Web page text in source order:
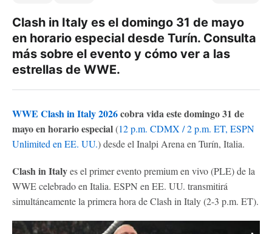
Clash in Italy es el domingo 31 de mayo
en horario especial desde Turín. Consulta
más sobre el evento y cómo ver a las
estrellas de WWE.
WWE Clash in Italy 2026cobra vida este domingo 31 de
mayo en horario especial(12 p.m. CDMX / 2 p.m. ET, ESPN
Unlimited en EE. UU.) desde el Inalpi Arena en Turín, Italia.
Clash in Italyes el primer evento premium en vivo (PLE) de la
WWE celebrado en Italia. ESPN en EE. UU. transmitirá
simultáneamente la primera hora de Clash in Italy (2-3 p.m. ET).